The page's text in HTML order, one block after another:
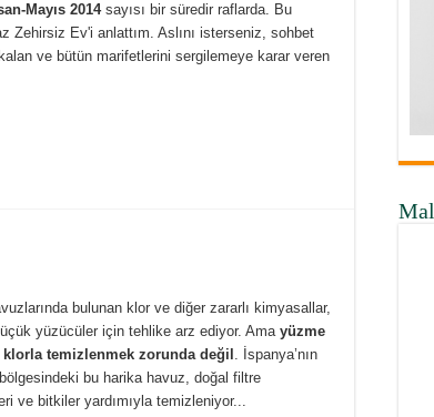
Mayıs 2014sayısı bir süredir raflarda. Bu
Zehirsiz Ev'i anlattım. Aslını isterseniz, sohbet
ve bütün marifetlerini sergilemeye karar veren
bulunan klor ve diğer zararlı kimyasallar,
yüzücüler için tehlike arz ediyor. Ama yüzme
klorla temizlenmek zorunda değil . İspanya’nın
bu harika havuz, doğal filtre
ve bitkiler yardımıyla temizleniyor...